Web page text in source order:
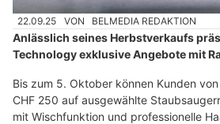
22.09.25 VON BELMEDIA REDAKTION
Anlässlich seines Herbstverkaufs
Technology exklusive Angebote mit
Bis zum 5. Oktober können Kunden
CHF 250 auf ausgewählte
mit Wischfunktion und professionelle